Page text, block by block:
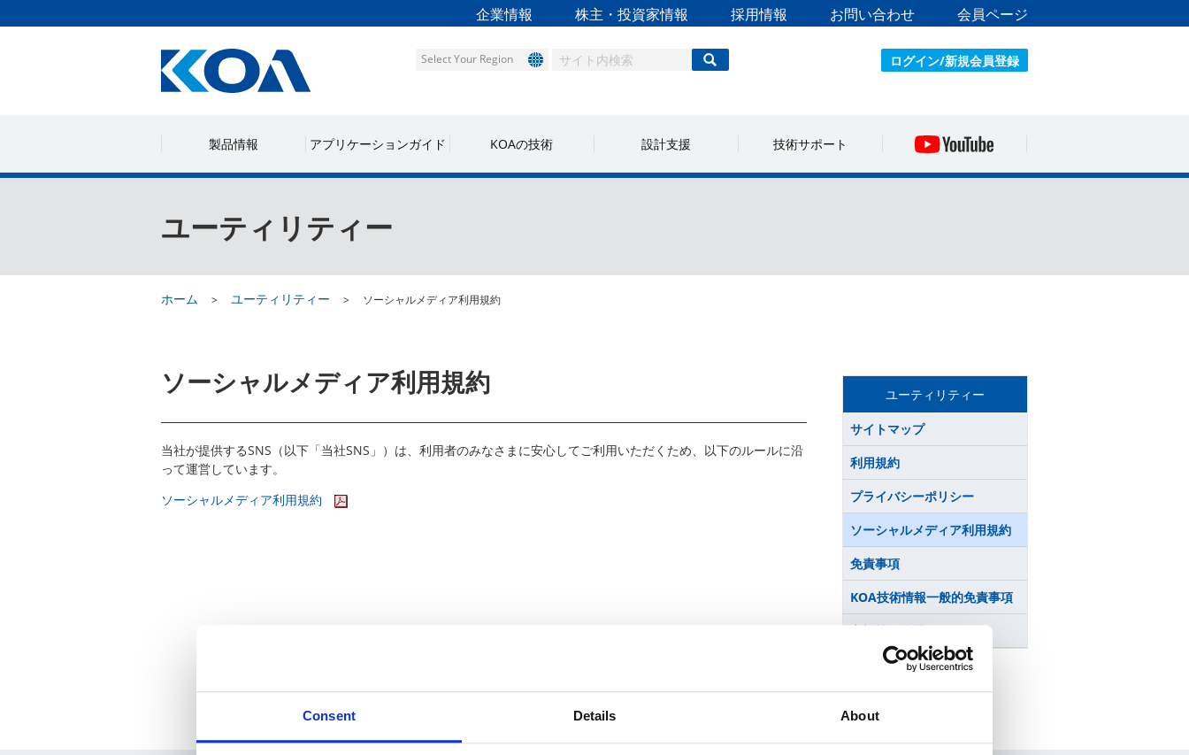
Consent Details About
企業情報 株主・投資家情報 採用情報 お問い合わせ 会員ページ
ログイン/新規会員登録
Select Your Region
製品情報 アプリケーションガイド KOAの技術 設計支援 技術サポート
ユーティリティー
ホーム ユーティリティー ソーシャルメディア利用規約
ソーシャルメディア利用規約
当社が提供するSNS（以下「当社SNS」）は、利用者のみなさまに安心してご利用いただくため、以下のルールに沿
って運営しています。
ソーシャルメディア利用規約
ユーティリティー
サイトマップ
利用規約
プライバシーポリシー
ソーシャルメディア利用規約
免責事項
KOA技術情報一般的免責事項
商標等の使用について